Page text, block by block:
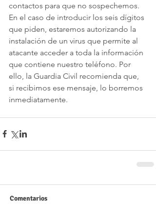
contactos para que no sospechemos.
En el caso de introducir los seis dígitos
que piden, estaremos autorizando la
instalación de un virus que permite al
atacante acceder a toda la información
que contiene nuestro teléfono. Por
ello, la Guardia Civil recomienda que,
si recibimos ese mensaje, lo borremos
inmediatamente.
Comentarios